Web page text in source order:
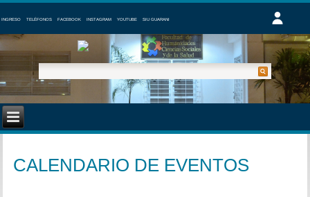
INGRESO TELÉFONOS FACEBOOK INSTAGRAM YOUTUBE SIU GUARANI
CALENDARIO DE EVENTOS